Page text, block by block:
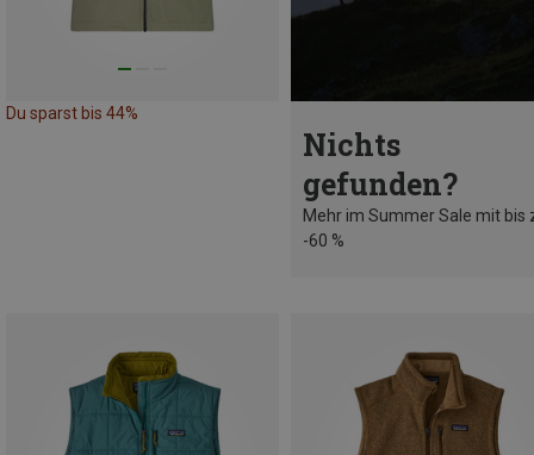
Du sparst bis 44%
Nichts
gefunden?
Mehr im Summer Sale mit bis
-60 %